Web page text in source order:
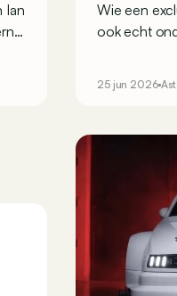
Ian
Wie een
ook echt
het
weggelegd
25 jun 2026